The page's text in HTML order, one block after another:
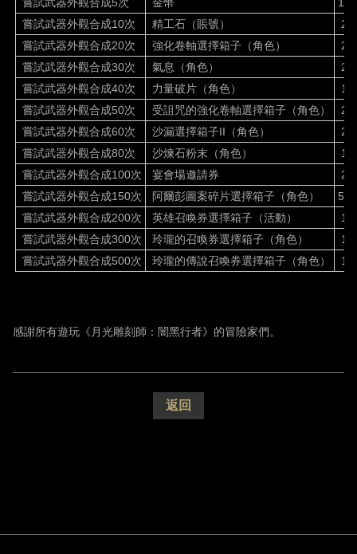
嘗試武器外觀合成10次 精工石（賬號）
20
嘗試武器外觀合成20次 強化卷軸選擇箱子（角色）
20
嘗試武器外觀合成30次 氣息（角色）
20
嘗試武器外觀合成40次 力量破片（角色）
10
嘗試武器外觀合成50次 受詛咒的強化卷軸選擇箱子（角色）
2
嘗試武器外觀合成60次 沙漏選擇箱子II （角色）
2
嘗試武器外觀合成80次 沙煉石粉末（角色）
10
嘗試武器外觀合成100次 宴會場邀請券
2
嘗試武器外觀合成150次 阿爾彭圖案碎片選擇箱子（角色）
5
嘗試武器外觀合成200次 英雄召喚券選擇箱子（活動）
1
嘗試武器外觀合成300次 玲瓏的召喚券選擇箱子（角色）
1
嘗試武器外觀合成500次 玲瓏的傳說召喚券選擇箱子（角色） 1
感謝所有遊玩《月光雕刻師：闇黑行者》的冒險家們。
返回